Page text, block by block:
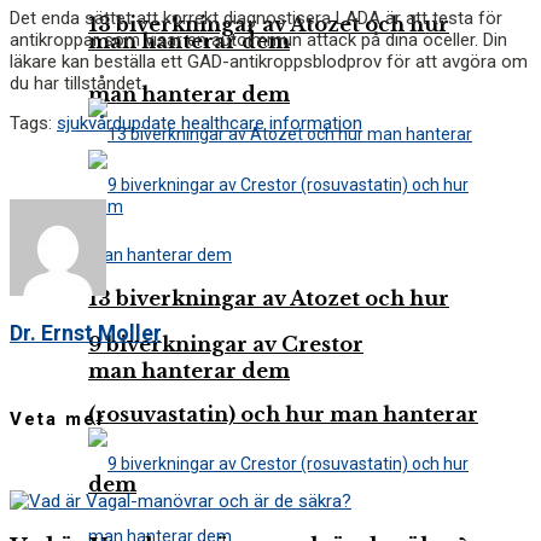
13 biverkningar av Atozet och hur
man hanterar dem
9 biverkningar av Crestor
(rosuvastatin) och hur man hanterar
dem
man hanterar dem
13 biverkningar av Atozet och hur
man hanterar dem
Det enda sättet att korrekt diagnostisera LADA är att testa för
antikroppar som visar en autoimmun attack på dina öceller. Din
läkare kan beställa ett GAD-antikroppsblodprov för att avgöra om
du har tillståndet.
Tags: sjukvårdupdate healthcare information
Dr. Ernst Moller
Veta mer